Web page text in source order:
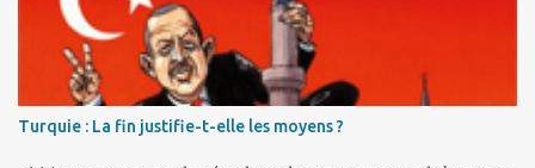
Turquie : La fin justifie-t-elle les moyens ?